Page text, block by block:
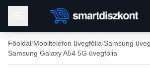
Főoldal Mobiltelefon üvegfólia Samsung
Samsung Galaxy A54 5G üvegfólia